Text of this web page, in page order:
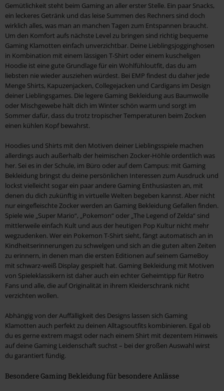
Gemütlichkeit steht beim Gaming an aller erster Stelle. Ein paar Snacks,
ein leckeres Getränk und das leise Summen des Rechners sind doch
wirklich alles, was man an manchen Tagen zum Entspannen braucht.
Um den Komfort aufs nächste Level zu bringen sind richtig bequeme
Gaming Klamotten einfach unverzichtbar. Deine Lieblingsjogginghosen
in Kombination mit einem lässigen T-Shirt oder einem kuscheligen
Hoodie ist eine gute Grundlage für ein Wohlfühloutfit, das du am
liebsten nie wieder ausziehen würdest. Bei EMP findest du daher jede
Menge Shirts, Kapuzenjacken, Collegejacken und Cardigans im Design
deiner Lieblingsgames. Die legere Gaming Bekleidung aus Baumwolle
oder Mischgewebe hält dich im Winter schön warm und sorgt im
Sommer dafür, dass du trotz tropischer Temperaturen beim Zocken
einen kühlen Kopf bewahrst.
Hoodies und Shirts mit den Motiven deiner Lieblingsspiele machen
allerdings auch außerhalb der heimischen Zocker-Höhle ordentlich was
her. Sei es in der Schule, im Büro oder auf dem Campus: mit Gaming
Bekleidung bringst du deine persönlichen Interessen zum Ausdruck und
lockst vielleicht sogar ein paar andere Gaming Enthusiasten an, mit
denen du dich zukünftig in virtuelle Welten begeben kannst. Aber nicht
nur eingefleischte Zocker werden an Gaming Bekleidung Gefallen finden.
Spiele wie „Super Mario“, „Pokemon“ oder „The Legend of Zelda“ sind
mittlerweile einfach Kult und aus der heutigen Pop Kultur nicht mehr
wegzudenken. Wer ein Pokemon T-Shirt sieht, fängt automatisch an in
Kindheitserinnerungen zu schwelgen und sich an die guten alten Zeiten
zu erinnern, in denen man die ersten Editionen auf seinem GameBoy
mit schwarz-weiß Display gespielt hat. Gaming Bekleidung mit Motiven
von Spieleklassikern ist daher auch ein echter Geheimtipp für Retro
Fans und alle, die auf Originalität in ihrem Kleiderschrank nicht
verzichten wollen.
Abhängig von der Auffälligkeit des Designs lassen sich Gaming
Klamotten auch perfekt zu deinen Alltagsoutfits kombinieren. Egal ob
du es gerne extrem magst oder nach einem Shirt mit dezentem Hinweis
auf deine Gaming Leidenschaft suchst – bei der großen Auswahl wirst
du garantiert fündig.
Besondere Gaming Bekleidung für besondere Anlässe